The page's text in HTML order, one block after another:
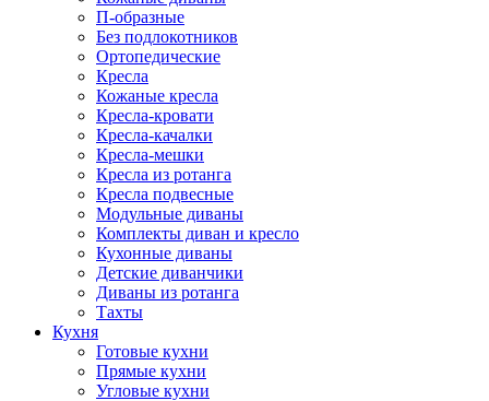
П-образные
Без подлокотников
Ортопедические
Кресла
Кожаные кресла
Кресла-кровати
Кресла-качалки
Кресла-мешки
Кресла из ротанга
Кресла подвесные
Модульные диваны
Комплекты диван и кресло
Кухонные диваны
Детские диванчики
Диваны из ротанга
Тахты
Кухня
Готовые кухни
Прямые кухни
Угловые кухни